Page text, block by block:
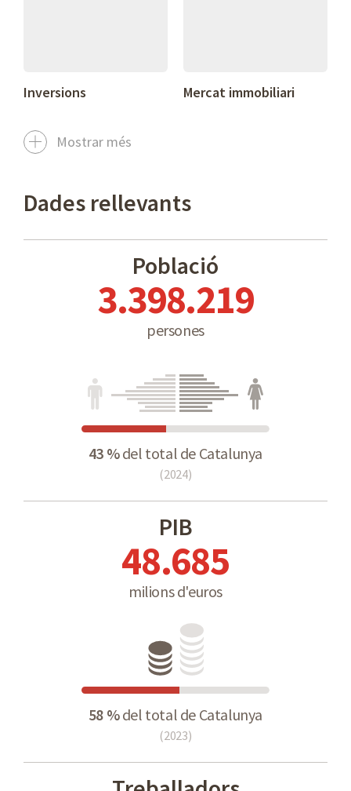
Inversions Mercat immobiliari
Mostrar més
Dades rellevants
Població
3.398.219
persones
43 %del total de Catalunya
(2024)
PIB
48.685
milions d'euros
58 %del total de Catalunya
(2023)